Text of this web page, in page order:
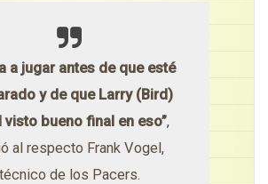
a jugar antes de que esté
y de que Larry (Bird)
visto bueno final en eso”,
al respecto Frank Vogel,
técnico de los Pacers.